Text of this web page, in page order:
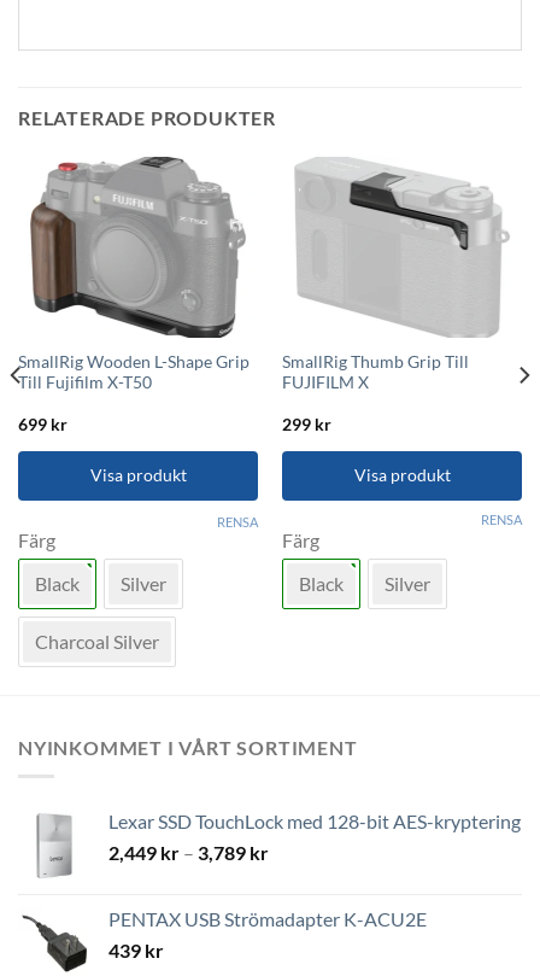
RELATERADE PRODUKTER
SmallRig Wooden L-Shape Grip
Till Fujifilm X-T50
699 kr
Visa produkt
här
produkten
har
flera
varianter.
De
kan
produktsidan
Färg
Black
Silver
Charcoal Silver
RENSA
SmallRig Thumb Grip Till
FUJIFILM X
299 kr
Visa produkt
här
produkten
har
flera
kan
produktsidan
Färg
Black
Silver
RENSA
NYINKOMMET I VÅRT SORTIMENT
Lexar SSD TouchLock med 128-bit AES-kryptering
2,449 kr – 3,789 krPrisintervall:
3,789 kr
PENTAX USB Strömadapter K-ACU2E
439 kr